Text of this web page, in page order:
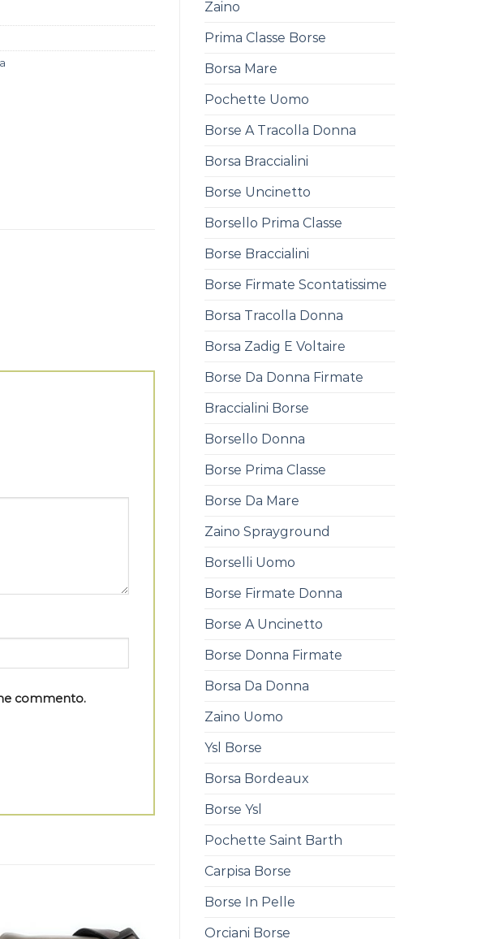
Zaino
Prima Classe Borse
Borsa Mare
Pochette Uomo
Borse A Tracolla Donna
Borsa Braccialini
Borse Uncinetto
Borsello Prima Classe
Borse Braccialini
Borse Firmate Scontatissime
Borsa Tracolla Donna
Borsa Zadig E Voltaire
Borse Da Donna Firmate
Braccialini Borse
Borsello Donna
Borse Prima Classe
Borse Da Mare
Zaino Sprayground
Borselli Uomo
Borse Firmate Donna
Borse A Uncinetto
Borse Donna Firmate
Borsa Da Donna
Zaino Uomo
Ysl Borse
Borsa Bordeaux
Borse Ysl
Pochette Saint Barth
Carpisa Borse
Borse In Pelle
Orciani Borse
commento.